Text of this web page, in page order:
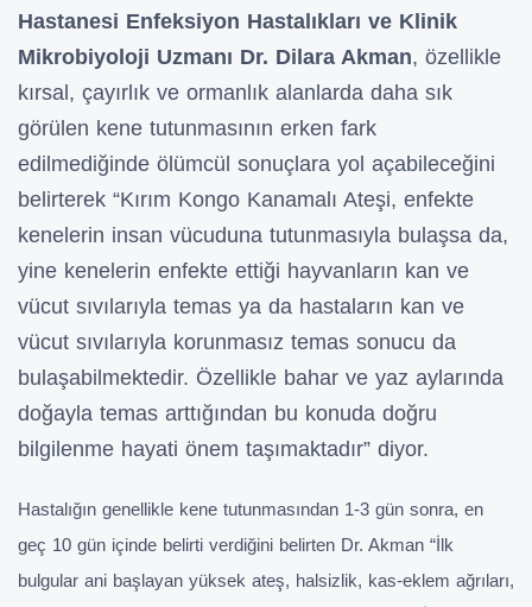
Hastanesi Enfeksiyon Hastalıkları ve Klinik
Mikrobiyoloji Uzmanı Dr. Dilara Akman, özellikle
kırsal, çayırlık ve ormanlık alanlarda daha sık
görülen kene tutunmasının erken fark
edilmediğinde ölümcül sonuçlara yol açabileceğini
belirterek “Kırım Kongo Kanamalı Ateşi, enfekte
kenelerin insan vücuduna tutunmasıyla bulaşsa da,
yine kenelerin enfekte ettiği hayvanların kan ve
vücut sıvılarıyla temas ya da hastaların kan ve
vücut sıvılarıyla korunmasız temas sonucu da
bulaşabilmektedir. Özellikle bahar ve yaz aylarında
doğayla temas arttığından bu konuda doğru
bilgilenme hayati önem taşımaktadır” diyor.
Hastalığın genellikle kene tutunmasından 1-3 gün sonra, en
geç 10 gün içinde belirti verdiğini belirten Dr. Akman “ İlk
bulgular ani başlayan yüksek ateş, halsizlik, kas-eklem ağrıları,